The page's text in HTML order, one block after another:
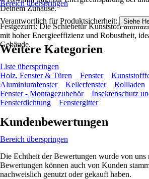
Deinem Zuhause.
Festgezurrt: Die Schiebetür Kunststoff
mit hoher Energieeffizienz und Robustheit,
Gebäude.
Bereich überspringen
Verantwortlich für Produktsicherheit: Siehe
Weitere Kategorien
Liste überspringen
Holz, Fenster & Türen
Fenster
Aluminiumfenster
Kellerfenster Rollladen
Fenster - Montagezubehör
Insektenschutz
Fensterdichtung
Fenstergitter
Kundenbewertungen
Bereich überspringen
Die Echtheit der Bewertungen wurde von uns
Bewertungen können auch von Kunden
nachweislich genutzt oder gekauft haben.